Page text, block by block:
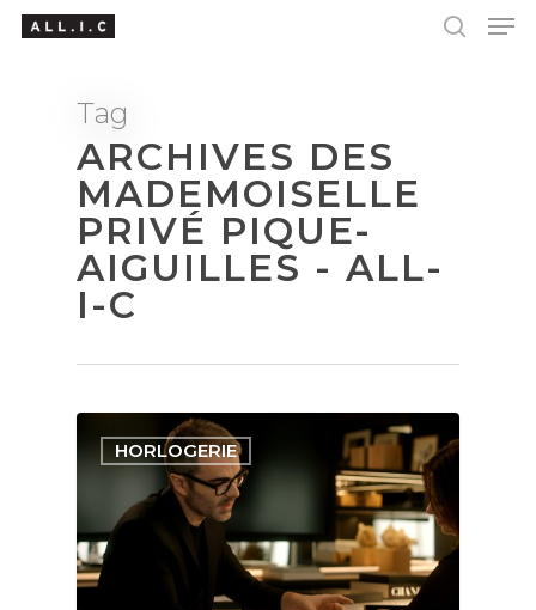
Hit enter to search or ESC to close
Tag
ARCHIVES DES
MADEMOISELLE
PRIVÉ PIQUE-
AIGUILLES - ALL-
I-C
HORLOGERIE